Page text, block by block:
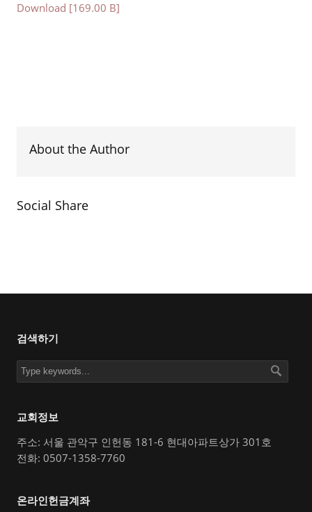
Download [169.00 B]
About the Author
Social Share
검색하기
교회정보
주소: 서울 관악구 인헌동 181-6 현대아파트상가 301호
전화: 0507-1358-7760
온라인헌금계좌